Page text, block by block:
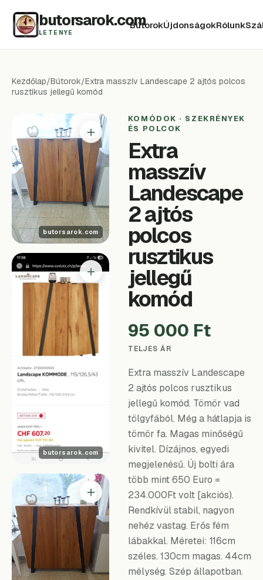
butorsarok.com
LETENYE
BútorokÚjdonságokRólunk
Kezdőlap/Bútorok/Extra masszív Landescape 2 ajtós polcos
rusztikus jellegű komód
＋
＋
＋
KOMÓDOK · SZEKRÉNYEK
ÉS POLCOK
Extra
masszív
Landescape
2 ajtós
polcos
rusztikus
jellegű
komód
95 000 Ft
TELJES ÁR
Extra masszív Landescape
2 ajtós polcos rusztikus
jellegű komód. Tömör vad
tölgyfából. Még a hátlapja is
tömör fa. Magas minőségű
kivitel. Dízájnos, egyedi
megjelenésű. Új bolti ára
több mint 650 Euro =
234.000Ft volt [akciós).
Rendkívül stabil, nagyon
nehéz vastag. Erős fém
lábakkal. Méretei: 116cm
széles. 130cm magas. 44cm
mélység. Szép állapotban.